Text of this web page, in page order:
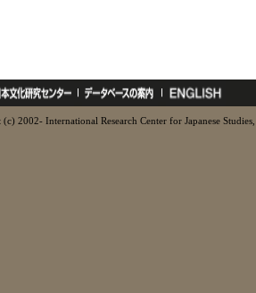
2002- International Research Center for Japanese